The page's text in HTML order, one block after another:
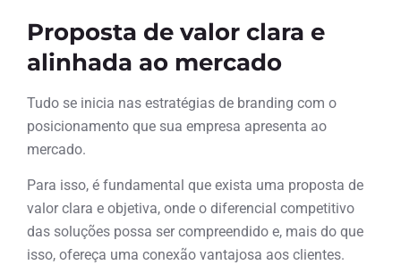
Proposta de valor clara e
alinhada ao mercado
Tudo se inicia nas estratégias de branding com o
posicionamento que sua empresa apresenta ao
mercado.
Para isso, é fundamental que exista uma proposta de
valor clara e objetiva, onde o diferencial competitivo
das soluções possa ser compreendido e, mais do que
isso, ofereça uma conexão vantajosa aos clientes.